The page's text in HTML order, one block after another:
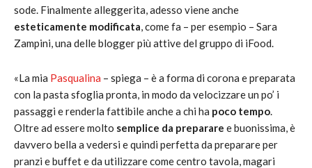
sode. Finalmente alleggerita, adesso viene anche
esteticamente modificata, come fa – per esempio – Sara
Zampini, una delle blogger più attive del gruppo di iFood.
«La mia Pasqualina – spiega – è a forma di corona e preparata
con la pasta sfoglia pronta, in modo da velocizzare un po’ i
passaggi e renderla fattibile anche a chi ha poco tempo.
Oltre ad essere molto semplice da preparare e buonissima, è
davvero bella a vedersi e quindi perfetta da preparare per
pranzi e buffet e da utilizzare come centro tavola, magari